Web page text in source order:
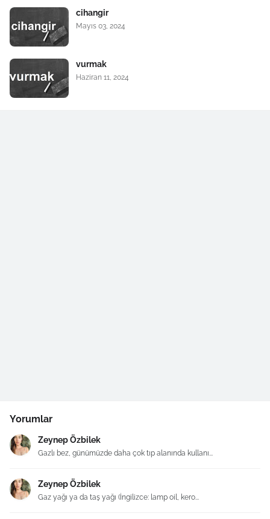
cihangir
Mayıs 03, 2024
vurmak
Haziran 11, 2024
Yorumlar
Zeynep Özbilek
Gazlı bez, günümüzde daha çok tıp alanında kullanı...
Zeynep Özbilek
Gaz yağı ya da taş yağı (İngilizce: lamp oil, kero...